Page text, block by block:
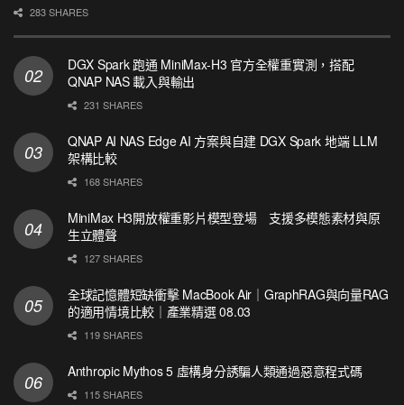
283 SHARES
DGX Spark 跑通 MiniMax-H3 官方全權重實測，搭配
QNAP NAS 載入與輸出
231 SHARES
QNAP AI NAS Edge AI 方案與自建 DGX Spark 地端 LLM
架構比較
168 SHARES
MiniMax H3開放權重影片模型登場 支援多模態素材與原
生立體聲
127 SHARES
全球記憶體短缺衝擊 MacBook Air｜GraphRAG與向量RAG
的適用情境比較｜產業精選 08.03
119 SHARES
Anthropic Mythos 5 虛構身分誘騙人類通過惡意程式碼
115 SHARES